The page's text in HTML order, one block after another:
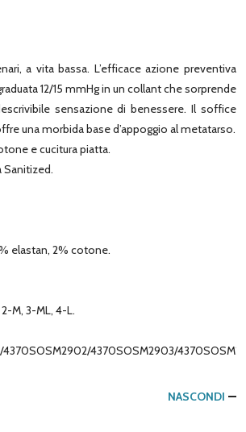
a vita bassa. L’efficace azione preventiva
12/15 mmHg in un collant che sorprende
sensazione di benessere. Il soffice
una morbida base d’appoggio al metatarso.
e cucitura piatta.
Sanitized.
elastan, 2% cotone.
M, 3-ML, 4-L.
4370SOSM2902/4370SOSM2903/
NASCONDI